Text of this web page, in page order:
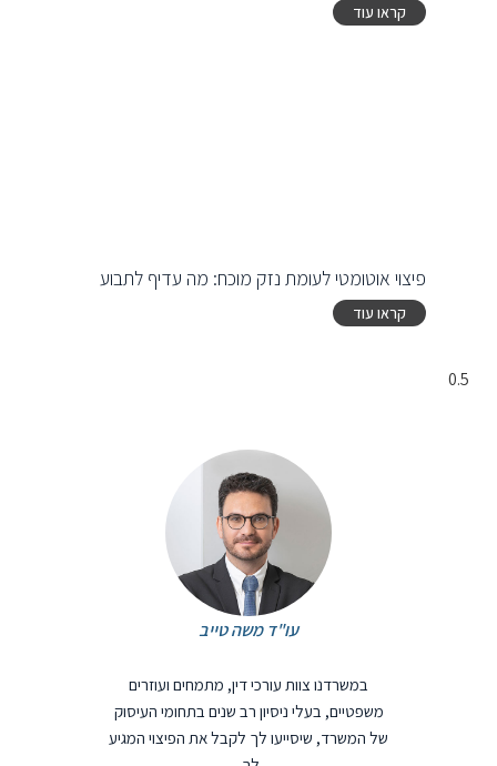
קראו עוד
פיצוי אוטומטי לעומת נזק מוכח: מה עדיף לתבוע
קראו עוד
עו"ד משה טייב
במשרדנו צוות עורכי דין, מתמחים ועוזרים
משפטיים, בעלי ניסיון רב שנים בתחומי העיסוק
של המשרד, שיסייעו לך לקבל את הפיצוי המגיע